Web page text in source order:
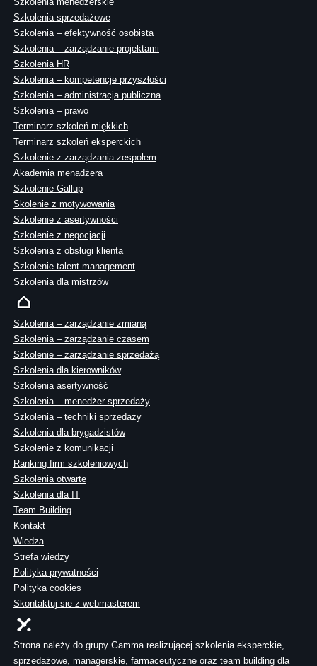
Szkolenia sprzedażowe
Szkolenia – efektywność osobista
Szkolenia – zarządzanie projektami
Szkolenia HR
Szkolenia – kompetencje przyszłości
Szkolenia – administracja publiczna
Szkolenia – prawo
Terminarz szkoleń miękkich
Terminarz szkoleń eksperckich
Szkolenie z zarządzania zespołem
Akademia menadżera
Szkolenie Gallup
Skolenie z motywowania
Szkolenie z asertywności
Szkolenie z negocjacji
Szkolenia z obsługi klienta
Szkolenie talent management
Szkolenia dla mistrzów
Szkolenia – zarządzanie zmianą
Szkolenia – zarządzanie czasem
Szkolenie – zarządzanie sprzedażą
Szkolenia dla kierowników
Szkolenia asertywność
Szkolenia – menedżer sprzedaży
Szkolenia – techniki sprzedaży
Szkolenia dla brygadzistów
Szkolenie z komunikacji
Ranking firm szkoleniowych
Szkolenia otwarte
Szkolenia dla IT
Team Building
Kontakt
Wiedza
Strefa wiedzy
Polityka prywatności
Polityka cookies
Skontaktuj sie z webmasterem
Strona należy do grupy Gamma realizującej szkolenia eksperckie,
sprzedażowe, managerskie, farmaceutyczne oraz team building dla